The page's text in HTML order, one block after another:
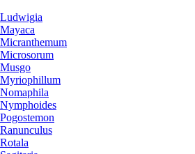
Ludwigia
Mayaca
Micranthemum
Microsorum
Musgo
Myriophillum
Nomaphila
Nymphoides
Pogostemon
Ranunculus
Rotala